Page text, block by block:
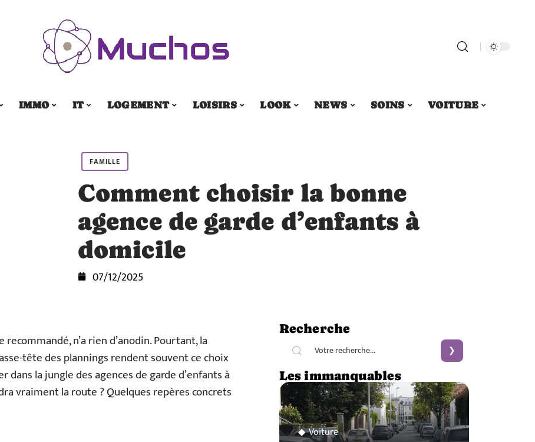
IMMO IT LOGEMENT LOISIRS LOOK NEWS SOINS VOITURE
FAMILLE
Comment choisir la bonne
agence de garde d’enfants à
domicile
07/12/2025
n’a rien d’anodin. Pourtant, la
tête des plannings rendent souvent ce choix
dans la jungle des agences de garde d’enfants à
vraiment la route ? Quelques repères concrets
Recherche
Les immanquables
Voiture